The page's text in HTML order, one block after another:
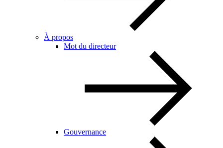
À propos
Mot du directeur
Gouvernance